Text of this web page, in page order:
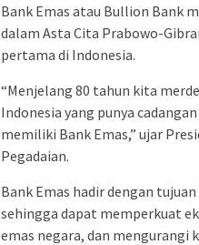
Bank Emas atau Bullion Bank
dalam Asta Cita Prabowo-
pertama di Indonesia.
“Menjelang 80 tahun kita
Indonesia yang punya
memiliki Bank Emas,” ujar
Pegadaian.
Bank Emas hadir dengan
sehingga dapat memperkuat
emas negara, dan mengurangi